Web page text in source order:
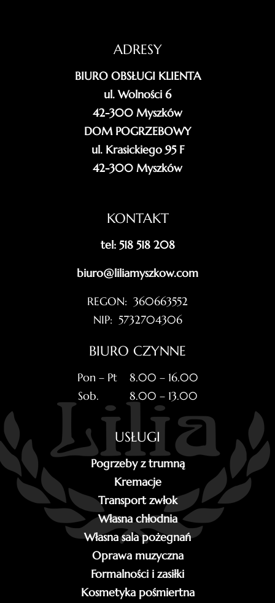
ADRESY
BIURO OBSŁUGI KLIENTA
ul. Wolności 6
42-300 Myszków
DOM POGRZEBOWY
ul. Krasickiego 95 F
42-300 Myszków
KONTAKT
tel: 518 518 208
biuro@liliamyszkow.com
REGON: 360663552
NIP: 5732704306
BIURO CZYNNE
Pon – Pt 8.00 – 16.00
Sob. 8.00 – 13.00
USŁUGI
Pogrzeby z trumną
Kremacje
Transport zwłok
Własna chłodnia
Własna sala pożegnań
Oprawa muzyczna
Formalności i zasiłki
Kosmetyka pośmiertna